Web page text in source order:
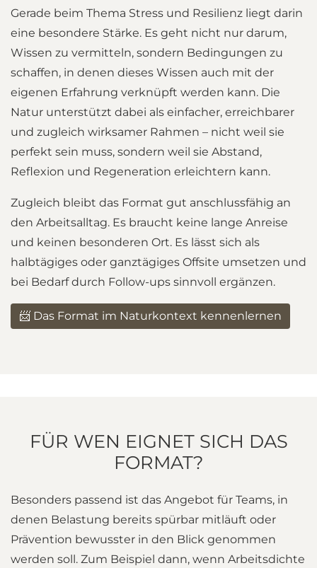
Gerade beim Thema Stress und Resilienz liegt darin
eine besondere Stärke. Es geht nicht nur darum,
Wissen zu vermitteln, sondern Bedingungen zu
schaffen, in denen dieses Wissen auch mit der
eigenen Erfahrung verknüpft werden kann. Die
Natur unterstützt dabei als einfacher, erreichbarer
und zugleich wirksamer Rahmen – nicht weil sie
perfekt sein muss, sondern weil sie Abstand,
Reflexion und Regeneration erleichtern kann.
Zugleich bleibt das Format gut anschlussfähig an
den Arbeitsalltag. Es braucht keine lange Anreise
und keinen besonderen Ort. Es lässt sich als
halbtägiges oder ganztägiges Offsite umsetzen und
bei Bedarf durch Follow-ups sinnvoll ergänzen.
📨 Das Format im Naturkontext kennenlernen
FÜR WEN EIGNET SICH DAS
FORMAT?
Besonders passend ist das Angebot für Teams, in
denen Belastung bereits spürbar mitläuft oder
Prävention bewusster in den Blick genommen
werden soll. Zum Beispiel dann, wenn Arbeitsdichte